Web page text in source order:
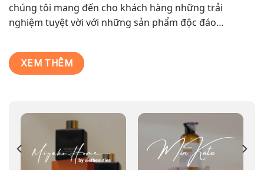
chúng tôi mang đến cho khách hàng những trải
nghiệm tuyệt vời với những sản phẩm độc đáo…
XEM THÊM